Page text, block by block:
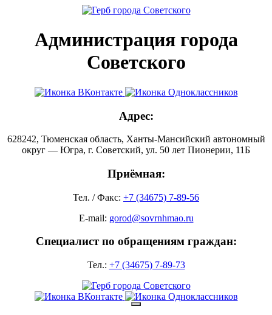
Администрация города
Советского
Адрес:
628242, Тюменская область, Ханты-Мансийский автономный
округ — Югра, г. Советский, ул. 50 лет Пионерии, 11Б
Приёмная:
Тел. / Факс: +7 (34675) 7-89-56
E-mail: gorod@sovrnhmao.ru
Специалист по обращениям граждан:
Тел.: +7 (34675) 7-89-73